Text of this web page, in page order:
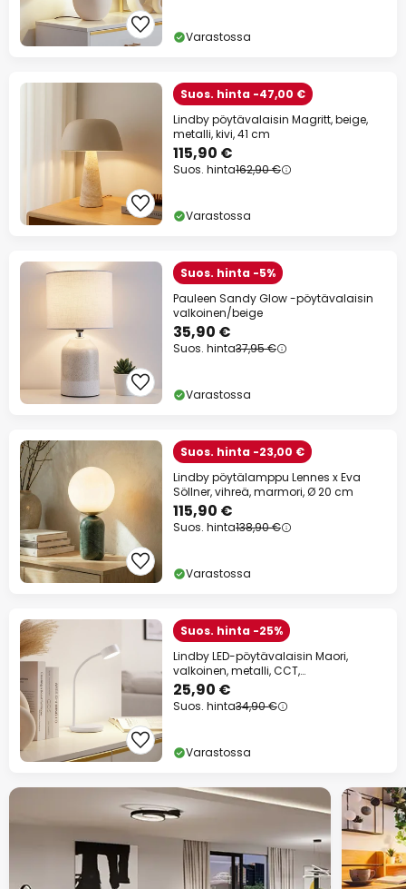
Varastossa
Suos. hinta -47,00 €
Lindby pöytävalaisin Magritt, beige,
metalli, kivi, 41 cm
115,90 €
Suos. hinta162,90 €
Varastossa
Suos. hinta -5%
Pauleen Sandy Glow -pöytävalaisin
valkoinen/beige
35,90 €
Suos. hinta37,95 €
Varastossa
Suos. hinta -23,00 €
Lindby pöytälamppu Lennes x Eva
Söllner, vihreä, marmori, Ø 20 cm
115,90 €
Suos. hinta138,90 €
Varastossa
Suos. hinta -25%
Lindby LED-pöytävalaisin Maori,
valkoinen, metalli, CCT,
himmennettävä
25,90 €
Suos. hinta34,90 €
Varastossa